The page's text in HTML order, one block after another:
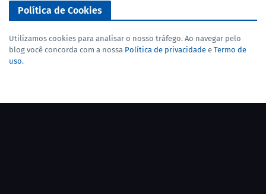
Política de Cookies
Utilizamos cookies para analisar o nosso tráfego. Ao navegar pelo
blog você concorda com a nossa Política de privacidade e Termo de
uso.